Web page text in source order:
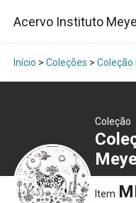
Acervo Instituto
Início > Coleções > Coleção
Coleção
Item